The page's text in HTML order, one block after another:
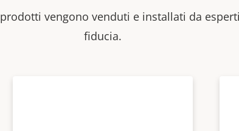
vengono venduti e installati da
fiducia.